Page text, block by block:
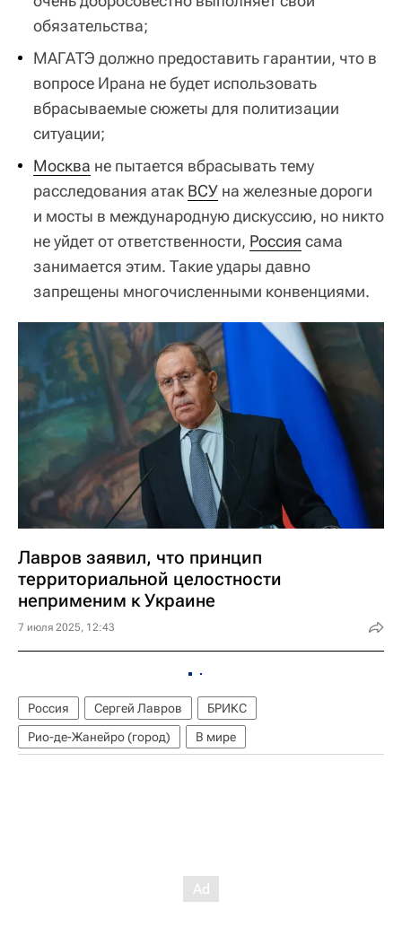
обязательства;
МАГАТЭ должно предоставить гарантии, что в
вопросе Ирана не будет использовать
вбрасываемые сюжеты для политизации
ситуации;
Москва не пытается вбрасывать тему
расследования атак ВСУ на железные дороги
и мосты в международную дискуссию, но никто
не уйдет от ответственности, Россия сама
занимается этим. Такие удары давно
запрещены многочисленными конвенциями.
Лавров заявил, что принцип
территориальной целостности
неприменим к Украине
7 июля 2025, 12:43
Россия Сергей Лавров
БРИКС
Рио-де-Жанейро (город)
В мире